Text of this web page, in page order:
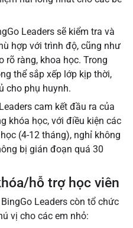
Leaders sẽ kiểm tra và
hợp với trình độ, cũng như
ràng, khoa học. Trong
thể sắp xếp lớp kịp thời,
cho phụ huynh.
cam kết đầu ra của
khóa học, với điều kiện các
(4-12 tháng), nghỉ không
bị gián đoạn quá 30
hỗ trợ học viên
Leaders còn tổ chức
vị cho các em nhỏ: